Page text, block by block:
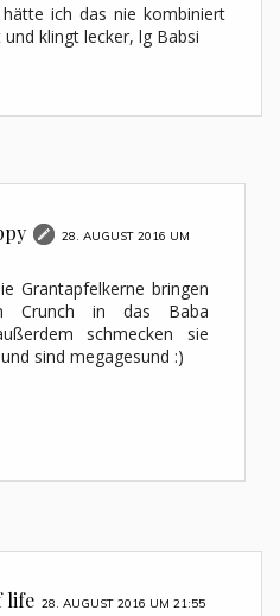
ich das nie kombiniert
klingt lecker, lg Babsi
28. AUGUST 2016 UM
Grantapfelkerne bringen
Crunch in das Baba
schmecken sie
sind megagesund :)
life 28. AUGUST 2016 UM 21:55